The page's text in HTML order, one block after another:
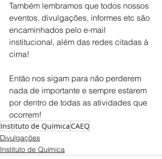
Também lembramos que todos nossos
eventos, divulgações, informes etc são
encaminhados pelo e-mail
institucional, além das redes citadas à
cima!
Então nos sigam para não perderem
nada de importante e sempre estarem
por dentro de todas as atividades que
ocorrem!
Instituto de QuímicaCAEQ
Divulgações
Instituto de Química